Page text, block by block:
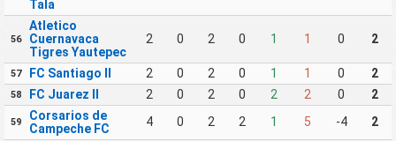
Tala
56
Atletico
Cuernavaca
Tigres Yautepec
2 0 2 0 1 1 0 2
57 FC Santiago II 2 0 2 0 1 1 0 2
58 FC Juarez II 2 0 2 0 2 2 0 2
59
Corsarios de
Campeche FC
4 0 2 2 1 5 -4 2